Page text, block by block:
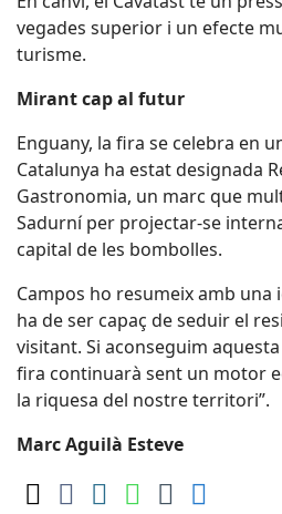
vegades superior i un efecte
turisme.
Mirant cap al futur
Enguany, la fira se celebra en
Catalunya ha estat designada
Gastronomia, un marc que
Sadurní per projectar-se
capital de les bombolles.
Campos ho resumeix amb una
ha de ser capaç de seduir el
visitant. Si aconseguim
fira continuarà sent un motor
la riquesa del nostre territori”.
Marc Aguilà Esteve